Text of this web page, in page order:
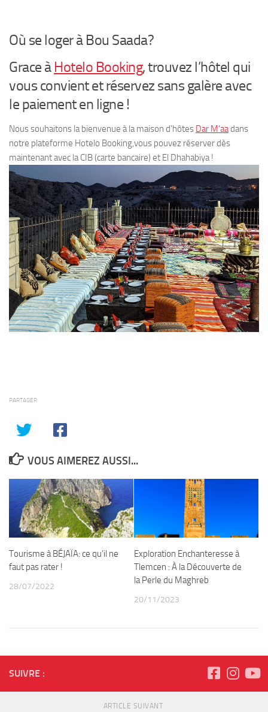
Où se loger à Bou Saada?
Grace à Hotelo Booking, trouvez l’hôtel qui
vous convient et réservez sans galère avec
le paiement en ligne !
Nous souhaitons la bienvenue à la maison d’hôtes Dar M’aadans
notre plateforme Hotelo Booking,vous pouvez réserver dès
maintenant avec la CIB (carte bancaire) et El Dhahabiya !
PARTAGER
VOUS AIMEREZ AUSSI...
Tourisme à BÉJAÏA: ce qu’il ne
faut pas rater !
28/07/2022
Exploration Enchanteresse à
Tlemcen : À la Découverte de
la Perle du Maghreb
20/11/2023
SUIVRE :
ARTICLE SUIVANT